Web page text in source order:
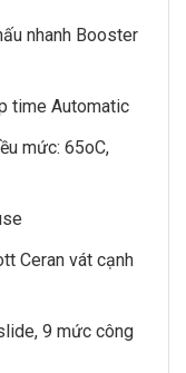
nhanh Booster
time Automatic
mức: 65oC,
Ceran vát cạnh
9 mức công